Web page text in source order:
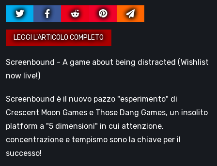
Screenbound - A game about being distracted (Wishlist
now live!)
Screenbound è il nuovo pazzo "esperimento" di
Crescent Moon Games e Those Dang Games, un insolito
platform a "5 dimensioni" in cui attenzione,
concentrazione e tempismo sono la chiave per il
successo!